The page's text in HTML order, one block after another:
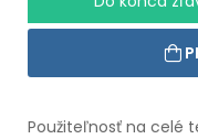
Použiteľnosť na celé